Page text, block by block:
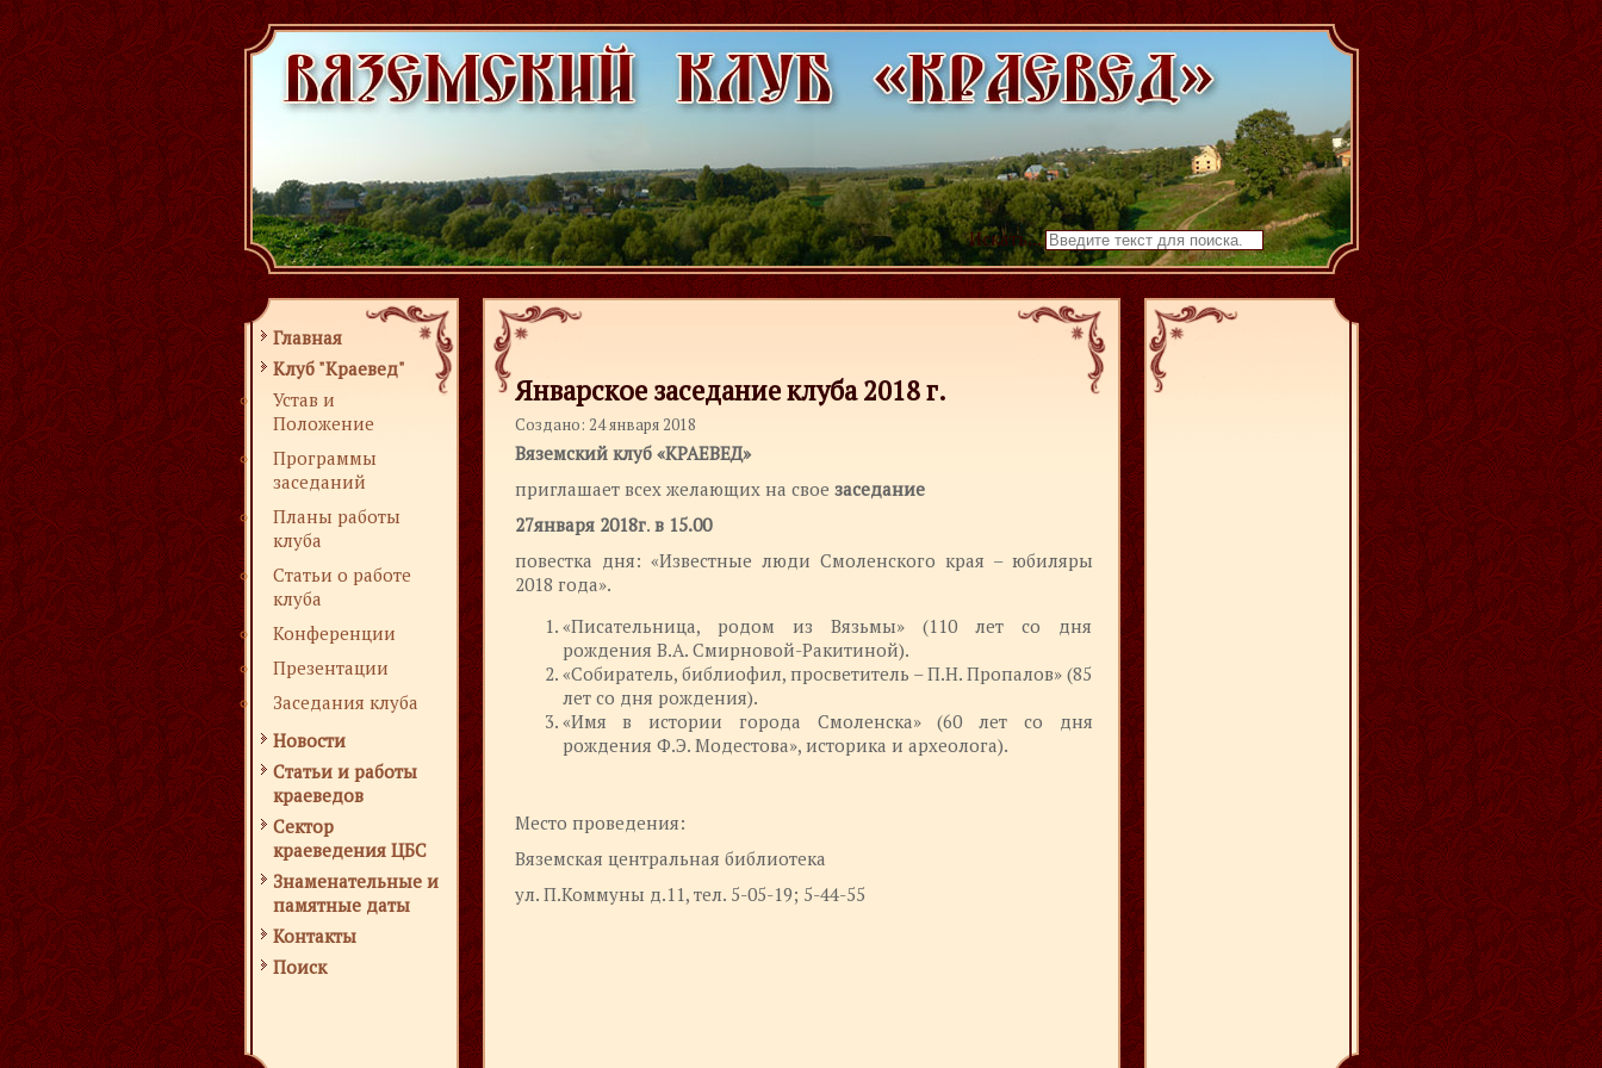
Искать...
Главная
Клуб "Краевед"
Устав и
Положение
Программы
заседаний
Планы работы
клуба
Статьи о работе
клуба
Конференции
Презентации
Заседания клуба
Новости
Статьи и работы
краеведов
Сектор
краеведения ЦБС
Знаменательные и
памятные даты
Контакты
Поиск
Январское заседание клуба 2018 г.
Создано: 24 января 2018
Вяземский клуб «КРАЕВЕД»
приглашает всех желающих на свое заседание
27января 2018г. в 15.00
повестка дня: «Известные люди Смоленского края – юбиляры
2018 года».
«Писательница, родом из Вязьмы» (110 лет со дня
рождения В.А. Смирновой-Ракитиной).
«Собиратель, библиофил, просветитель – П.Н. Пропалов» (85
лет со дня рождения).
«Имя в истории города Смоленска» (60 лет со дня
рождения Ф.Э. Модестова», историка и археолога).
Место проведения:
Вяземская центральная библиотека
ул. П.Коммуны д.11, тел. 5-05-19; 5-44-55